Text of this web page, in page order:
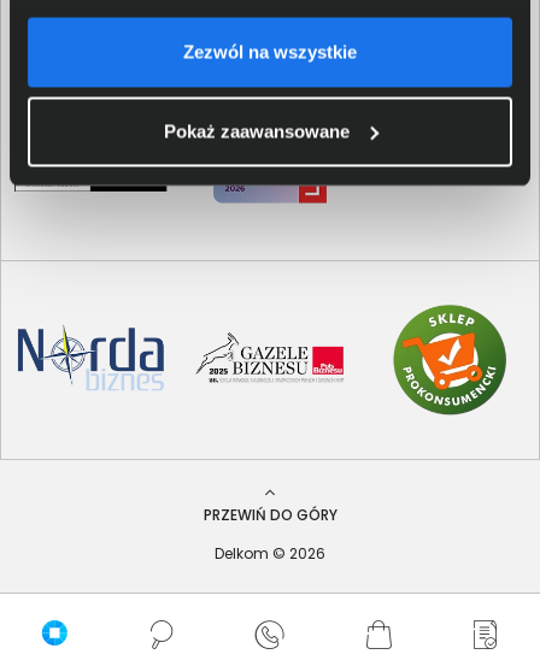
Zezwól na wszystkie
Pokaż zaawansowane
PRZEWIŃ DO GÓRY
Delkom © 2026